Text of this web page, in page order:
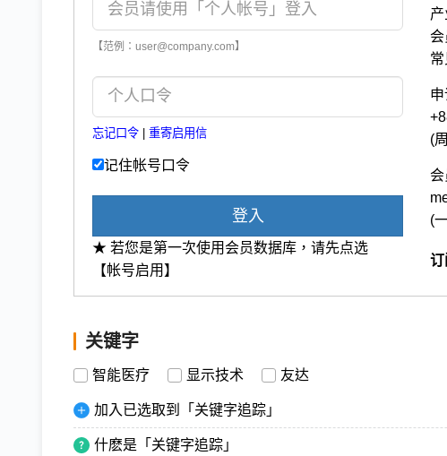
【范例：user@company.com】
忘记口令 重寄启用信
记住帐号口令
登入
★ 若您是第一次使用会员数据库，请先点选
【帐号启用】
申
(
会
(
订
关键字
智能医疗 显示技术 友达
加入已选取到「关键字追踪」
什麽是「关键字追踪」